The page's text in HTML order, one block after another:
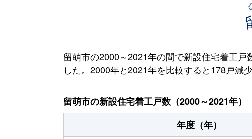
留萌市の2000～2021年の間で新設住宅着工
した。2000年と2021年を比較すると178戸減少
留萌市の新設住宅着工戸数（2000～2021年）
年度（年）